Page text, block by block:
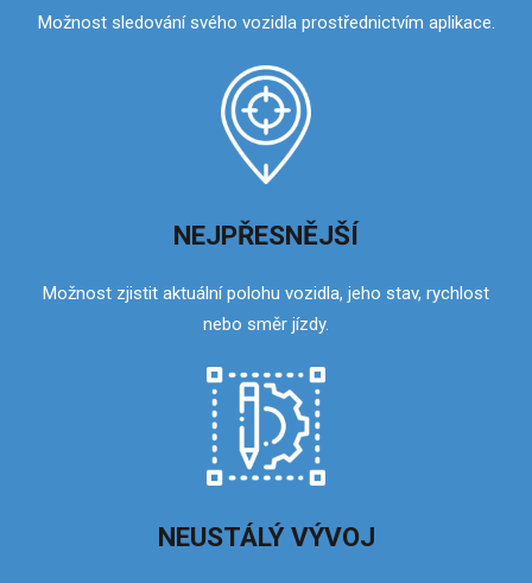
Možnost sledování svého vozidla prostřednictvím aplikace.
NEJPŘESNĚJŠÍ
Možnost zjistit aktuální polohu vozidla, jeho stav, rychlost
nebo směr jízdy.
NEUSTÁLÝ VÝVOJ